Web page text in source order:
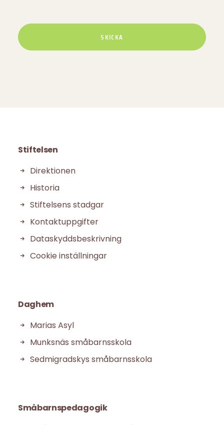
Stiftelsen
Direktionen
Historia
Stiftelsens stadgar
Kontaktuppgifter
Dataskyddsbeskrivning
Cookie inställningar
Daghem
Marias Asyl
Munksnäs småbarnsskola
Sedmigradskys småbarnsskola
Småbarnspedagogik